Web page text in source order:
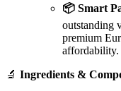
📦 Smart
outstanding
premium
affordability.
🔬 Ingredients &